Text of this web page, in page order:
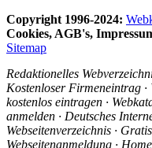
Copyright 1996-2024:
Cookies, AGB's,
Sitemap
Redaktionelles
Kostenloser Firmeneintrag ·
kostenlos eintragen ·
anmelden · Deutsches
Webseitenverzeichnis ·
Webseitenanmeldung ·